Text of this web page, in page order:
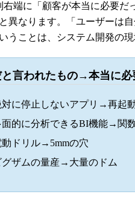
端に「顧客が本当に必要だ
異なります。「ユーザーは
うことは、システム開発の現
言われたもの→本当に必
対に停止しないアプリ→再起
面的に分析できるBI機能→関
動ドリル→5mmの穴
グザムの量産→大量のドム